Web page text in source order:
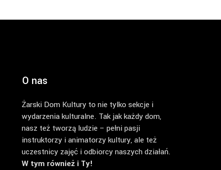
O nas
Żarski Dom Kultury to nie tylko sekcje i
wydarzenia kulturalne. Tak jak każdy dom,
nasz też tworzą ludzie – pełni pasji
instruktorzy i animatorzy kultury, ale też
uczestnicy zajęć i odbiorcy naszych działań.
W tym również i Ty!